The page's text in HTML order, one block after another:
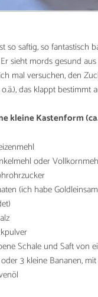
so saftig, so fantastisch
sieht mords gesund
mal versuchen, den
das klappt bestimmt
kleine Kastenform
oder
(ich habe
Schale und Saft von
3 kleine Bananen,